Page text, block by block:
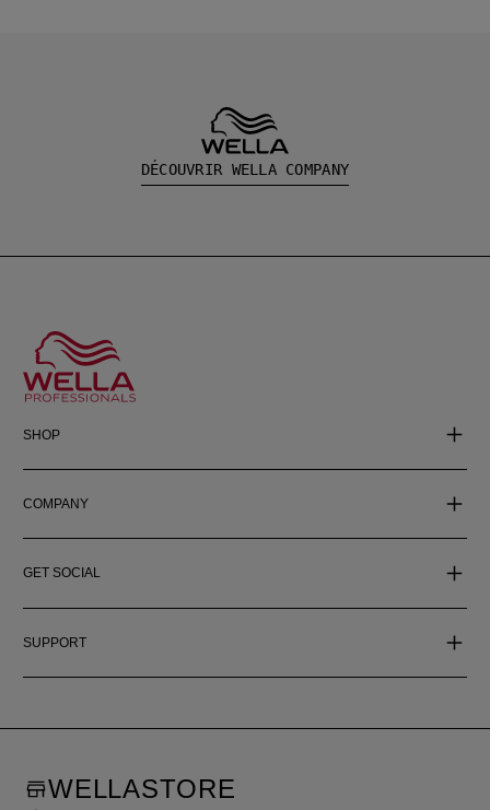
DÉCOUVRIR WELLA COMPANY
SHOP
COMPANY
GET SOCIAL
SUPPORT
WELLASTORE